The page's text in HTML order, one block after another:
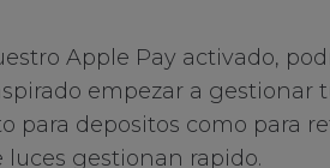
Apple Pay activado,
empezar a gestionar
para depositos como para
luces gestionan rapido.